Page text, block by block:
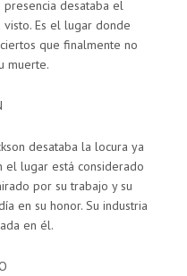
desataba el
Es el lugar donde
que finalmente no
muerte.
desataba la locura ya
lugar está considerado
por su trabajo y su
en su honor. Su industria
en él.